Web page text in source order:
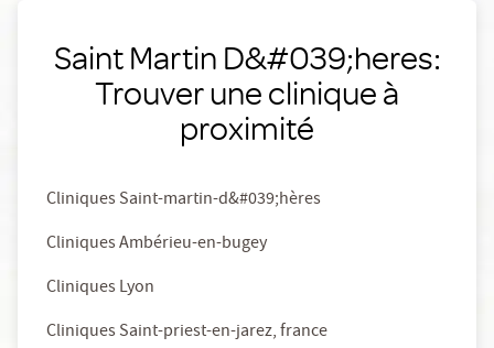
Saint Martin D&#039;heres:
Trouver une clinique à
proximité
Cliniques Saint-martin-d&#039;hères
Cliniques Ambérieu-en-bugey
Cliniques Lyon
Cliniques Saint-priest-en-jarez, france